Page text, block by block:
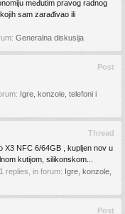
međutim pravog radnog
sam zarađivao ili
Generalna diskusija
Post
Igre, konzole, telefoni i
Thread
X3 NFC 6/64GB , kupljen nov u
kutijom, silikonskom...
, 1 replies, in forum: Igre, konzole,
Post